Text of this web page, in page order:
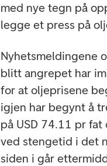
med nye tegn på
legge et press på
Nyhetsmeldingene
blitt angrepet har
for at oljeprisene
igjen har begynt å
på USD 74.11 pr
ved stengetid i det
siden i går